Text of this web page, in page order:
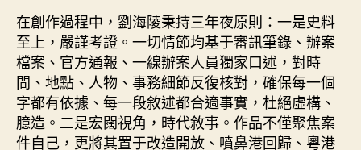
在創作過程中，劉海陵秉持三年夜原則：一是史料
至上，嚴謹考證。一切情節均基于審訊筆錄、辦案
檔案、官方通報、一線辦案人員獨家口述，對時
間、地點、人物、事務細節反復核對，確保每一個
字都有依據、每一段敘述都合適事實，杜絕虛構、
臆造。二是宏闊視角，時代敘事。作品不僅聚焦案
件自己，更將其置于改造開放、噴鼻港回歸、粵港